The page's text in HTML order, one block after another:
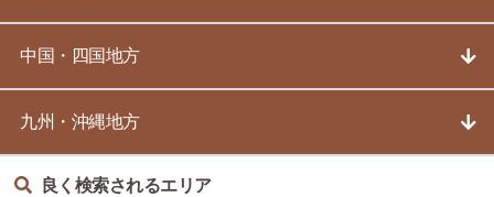
中国・四国地方
九州・沖縄地方
良く検索されるエリア